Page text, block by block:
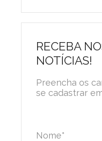
RECEBA
NOTÍCIAS!
Preencha os
se cadastrar
Nome*